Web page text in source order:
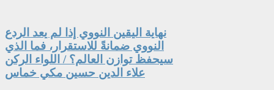
نهاية اليقين النووي إذا لم يعد الردع
النووي ضمانةً للاستقرار، فما الذي
سيحفظ توازن العالم؟ / اللواء الركن
علاء الدين حسين مكي خماس